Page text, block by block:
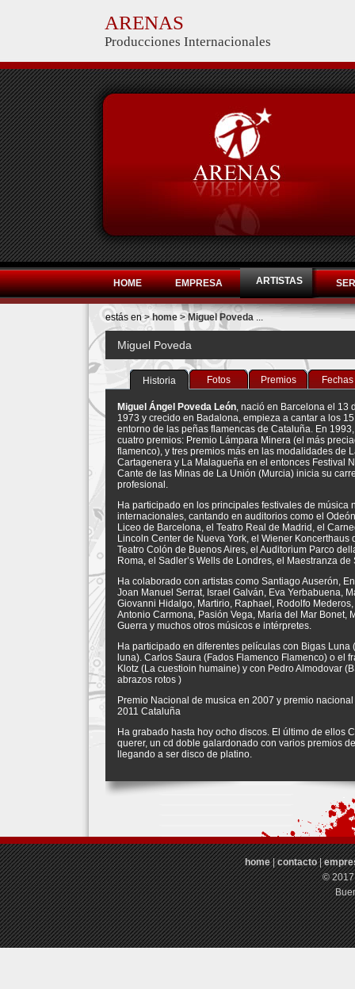
ARENAS
Producciones Internacionales
HOME EMPRESA ARTISTAS
estás en >home >Miguel Poveda ...
Miguel Poveda
Historia Fotos Premios Fechas
Miguel Ángel Poveda León, nació en Barcelona el 13
1973 y crecido en Badalona, empieza a cantar a los
entorno de las peñas flamencas de Cataluña. En
cuatro premios: Premio Lámpara Minera (el más
flamenco), y tres premios más en las modalidades de
Cartagenera y La Malagueña en el entonces Festival
Cante de las Minas de La Unión (Murcia) inicia su
profesional.
Ha participado en los principales festivales de música
internacionales, cantando en auditorios como el
Liceo de Barcelona, el Teatro Real de Madrid, el
Lincoln Center de Nueva York, el Wiener Koncerthaus
Teatro Colón de Buenos Aires, el Auditorium Parco
Roma, el Sadler’s Wells de Londres, el Maestranza
Ha colaborado con artistas como Santiago Auserón,
Joan Manuel Serrat, Israel Galván, Eva Yerbabuena,
Giovanni Hidalgo, Martirio, Raphael, Rodolfo Mederos,
Antonio Carmona, Pasión Vega, Maria del Mar Bonet,
Guerra y muchos otros músicos e intérpretes.
Ha participado en diferentes películas con Bigas Luna
luna). Carlos Saura (Fados Flamenco Flamenco) o el
Klotz (La cuestioin humaine) y con Pedro Almodovar
abrazos rotos )
Premio Nacional de musica en 2007 y premio
2011 Cataluña
Ha grabado hasta hoy ocho discos. El último de ellos
querer, un cd doble galardonado con varios premios
llegando a ser disco de platino.
home|contacto|
© 2017